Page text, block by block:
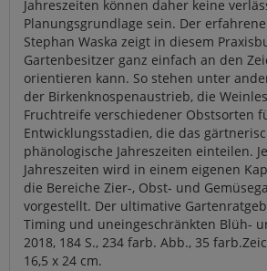
Jahreszeiten können daher keine
Planungsgrundlage sein. Der
Stephan Waska zeigt in diesem
Gartenbesitzer ganz einfach an den
orientieren kann. So stehen unter
der Birkenknospenaustrieb, die
Fruchtreife verschiedener Obstsorten
Entwicklungsstadien, die das
phänologische Jahreszeiten einteilen.
Jahreszeiten wird in einem eigenen
die Bereiche Zier-, Obst- und
vorgestellt. Der ultimative
Timing und uneingeschränkten Blüh-
2018, 184 S., 234 farb. Abb., 35
16,5 x 24 cm.